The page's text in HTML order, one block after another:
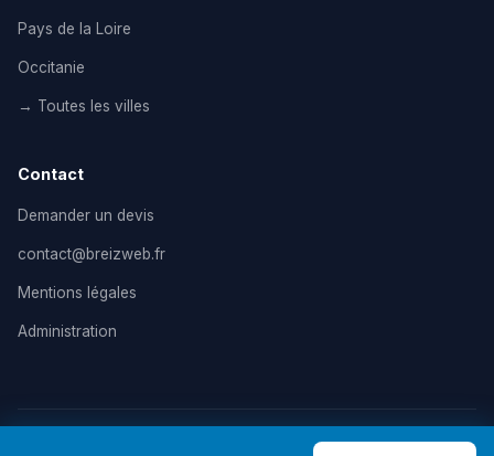
Pays de la Loire
Occitanie
→ Toutes les villes
Contact
Demander un devis
contact@breizweb.fr
Mentions légales
Administration
© 2026 BreizWeb — Agence de création de site internet en